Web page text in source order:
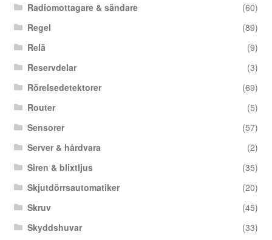
Radiomottagare & sändare
(60)
Regel
(89)
Relä
(9)
Reservdelar
(3)
Rörelsedetektorer
(69)
Router
(5)
Sensorer
(57)
Server & hårdvara
(2)
Siren & blixtljus
(35)
Skjutdörrsautomatiker
(20)
Skruv
(45)
Skyddshuvar
(33)